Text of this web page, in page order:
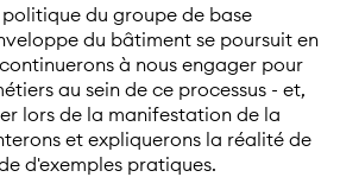
du groupe de base
du bâtiment se poursuit en
à nous engager pour
au sein de ce processus - et,
lors de la manifestation de la
et expliquerons la réalité de
d'exemples pratiques.